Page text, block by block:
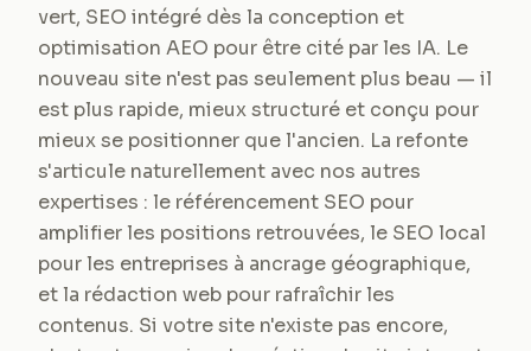
vert, SEO intégré dès la conception et
optimisation AEO pour être cité par les IA. Le
nouveau site n'est pas seulement plus beau — il
est plus rapide, mieux structuré et conçu pour
mieux se positionner que l'ancien. La refonte
s'articule naturellement avec nos autres
expertises : le référencement SEO pour
amplifier les positions retrouvées, le SEO local
pour les entreprises à ancrage géographique,
et la rédaction web pour rafraîchir les
contenus. Si votre site n'existe pas encore,